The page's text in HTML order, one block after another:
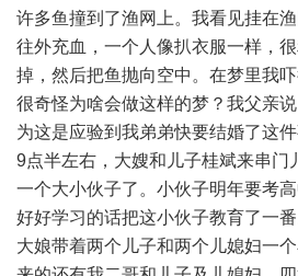
许多鱼撞到了渔网上。我看见挂在
往外充血，一个人像扒衣服一样，
掉，然后把鱼抛向空中。在梦里我
很奇怪为啥会做这样的梦？我父亲
为这是应验到我弟弟快要结婚了这件
9点半左右，大嫂和儿子桂斌来串门
一个大小伙子了。小伙子明年要考
好好学习的话把这小伙子教育了一
大娘带着两个儿子和两个儿媳妇一